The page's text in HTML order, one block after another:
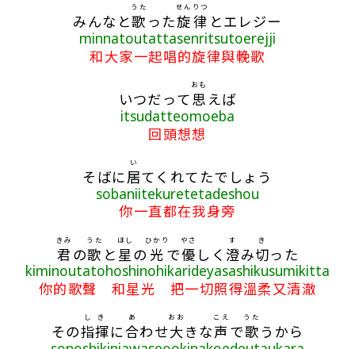
みんなと歌
うた
った旋律
せんりつ
とエレジー
minnatoutattasenritsutoerejji
和大家一起唱的旋律與輓歌
いつだって 思
おも
えば
itsudatteomoeba
回頭想想
そばに居
い
てくれてたでしょう
sobaniitekuretetadeshou
你一直都在我身旁
君
きみ
の歌
うた
と 星
ほし
の 光
ひかり
で優
やさ
しく澄
す
み切
き
った
kiminoutatohoshinohikarideyasashikusumikitta
你的歌聲 和星光 把一切照得溫柔又清澈
その指揮
しき
に合
あ
わせ大
おお
きな声
こえ
で歌
うた
うから